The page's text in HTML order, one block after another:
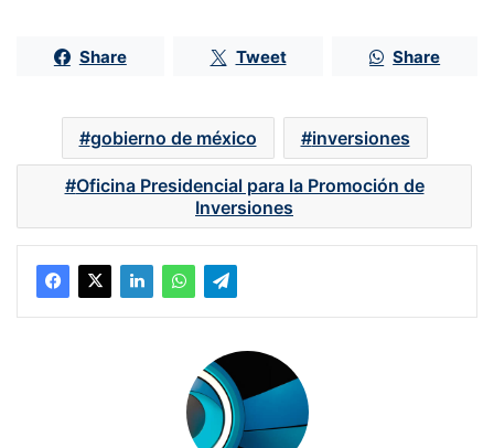
Share Tweet Share
gobierno de méxico inversiones
Oficina Presidencial para la Promoción de
Inversiones